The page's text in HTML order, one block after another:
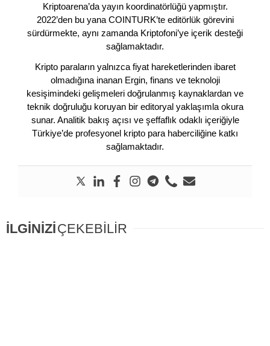
Kriptoarena’da yayın koordinatörlüğü yapmıştır.
2022’den bu yana COINTURK’te editörlük görevini
sürdürmekte, aynı zamanda Kriptofoni’ye içerik desteği
sağlamaktadır.
Kripto paraların yalnızca fiyat hareketlerinden ibaret
olmadığına inanan Ergin, finans ve teknoloji
kesişimindeki gelişmeleri doğrulanmış kaynaklardan ve
teknik doğruluğu koruyan bir editoryal yaklaşımla okura
sunar. Analitik bakış açısı ve şeffaflık odaklı içeriğiyle
Türkiye’de profesyonel kripto para haberciliğine katkı
sağlamaktadır.
İLGİNİZİÇEKEBİLİR